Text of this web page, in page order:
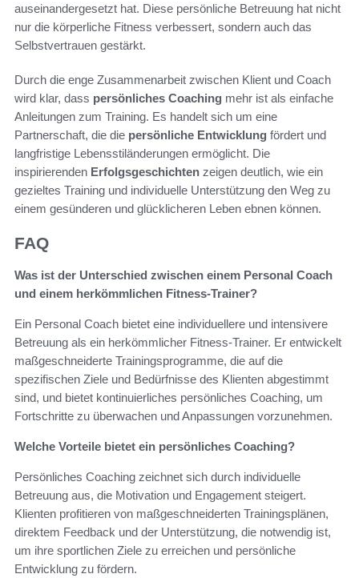
auseinandergesetzt hat. Diese persönliche Betreuung hat nicht
nur die körperliche Fitness verbessert, sondern auch das
Selbstvertrauen gestärkt.
Durch die enge Zusammenarbeit zwischen Klient und Coach
wird klar, dass persönliches Coaching mehr ist als einfache
Anleitungen zum Training. Es handelt sich um eine
Partnerschaft, die die persönliche Entwicklung fördert und
langfristige Lebensstiländerungen ermöglicht. Die
inspirierenden Erfolgsgeschichten zeigen deutlich, wie ein
gezieltes Training und individuelle Unterstützung den Weg zu
einem gesünderen und glücklicheren Leben ebnen können.
FAQ
Was ist der Unterschied zwischen einem Personal Coach
und einem herkömmlichen Fitness-Trainer?
Ein Personal Coach bietet eine individuellere und intensivere
Betreuung als ein herkömmlicher Fitness-Trainer. Er entwickelt
maßgeschneiderte Trainingsprogramme, die auf die
spezifischen Ziele und Bedürfnisse des Klienten abgestimmt
sind, und bietet kontinuierliches persönliches Coaching, um
Fortschritte zu überwachen und Anpassungen vorzunehmen.
Welche Vorteile bietet ein persönliches Coaching?
Persönliches Coaching zeichnet sich durch individuelle
Betreuung aus, die Motivation und Engagement steigert.
Klienten profitieren von maßgeschneiderten Trainingsplänen,
direktem Feedback und der Unterstützung, die notwendig ist,
um ihre sportlichen Ziele zu erreichen und persönliche
Entwicklung zu fördern.